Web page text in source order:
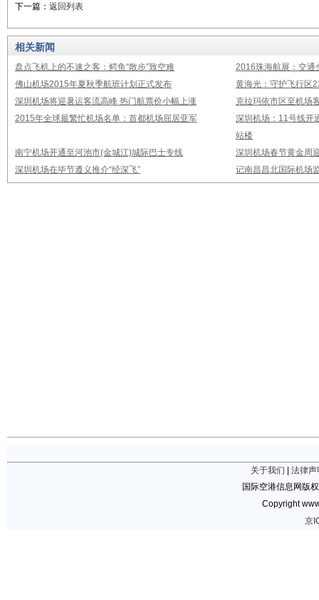
下一篇： 返回列表
相关新闻
盘点飞机上的不速之客：鳄鱼“散步”致空难
2016珠海航展：交通
佛山机场2015年夏秋季航班计划正式发布
黄海光：守护飞行区
深圳机场将迎暑运客流高峰 热门航票价小幅上涨
克拉玛依市区至机场
2015年全球最繁忙机场名单：首都机场屈居亚军
深圳机场：11号线开
站楼
南宁机场开通至河池市(金城江)城际巴士专线
深圳机场春节黄金周
深圳机场在毕节遵义推介“经深飞”
记南昌昌北国际机场
关于我们
法律声
国际空港信息网版
Copyright
京